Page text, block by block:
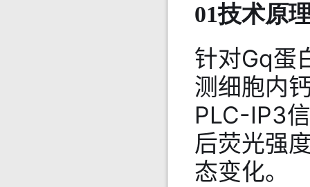
01技术原
针对Gq蛋
测细胞内
PLC-IP3
后荧光强
态变化。